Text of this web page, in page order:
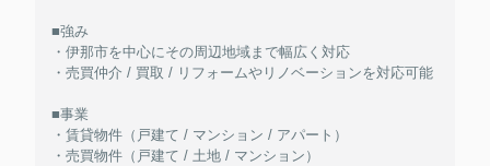
■強み
・伊那市を中心にその周辺地域まで幅広く対応
・売買仲介 / 買取 / リフォームやリノベーションを対応可能
■事業
・賃貸物件（戸建て / マンション / アパート）
・売買物件（戸建て / 土地 / マンション）